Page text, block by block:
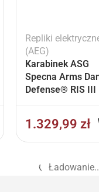
Repliki
(AEG)
Karabinek ASG
Specna Arms
Defense® RIS III
Chaos Bronze
1.329,99zł